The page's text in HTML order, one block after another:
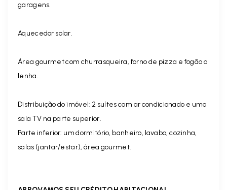
garagens.
Aquecedor solar.
Área gourmet com churrasqueira, forno de pizza e fogão a
lenha.
Distribuição do imóvel: 2 suítes com ar condicionado e uma
sala TV na parte superior.
Parte inferior: um dormitório, banheiro, lavabo, cozinha,
salas (jantar/estar), área gourmet.